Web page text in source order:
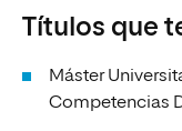
Títulos que
Máster
Competencias